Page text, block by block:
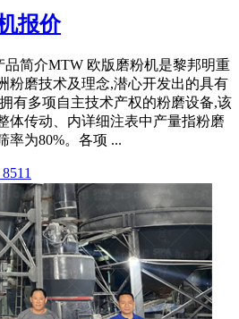
报价
品简介MTW 欧版磨粉机是黎邦明重
粉磨技术及理念,潜心开发出的具有
有多项自主技术产权的粉磨设备,该
体传动、内详细注表中产量指粉磨
率为80%。各项 ...